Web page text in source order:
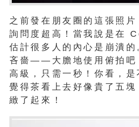
之前發在朋友圈的這張照片
詢問度超高！當我說是在
估計很多人的內心是崩潰的
吝嗇——大膽地使用俯拍吧
高級，只需一秒！你看，是
覺得茶看上去好像貴了五塊
緻了起來！